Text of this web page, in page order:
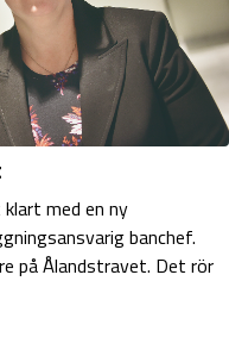
med en ny
banchef.
på Ålandstravet. Det rör